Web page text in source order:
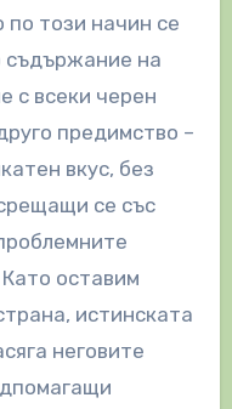
по този начин се
съдържание на
с всеки черен
предимство –
вкус, без
се със
оставим
истинската
неговите